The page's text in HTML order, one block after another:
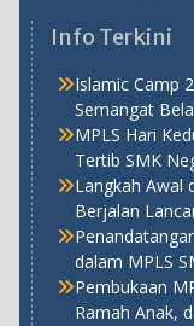
Info Terkini
Islamic Camp
Semangat
MPLS Hari
Tertib SMK
Langkah Awal
Berjalan
dalam MPLS
Pembukaan
Ramah Anak,